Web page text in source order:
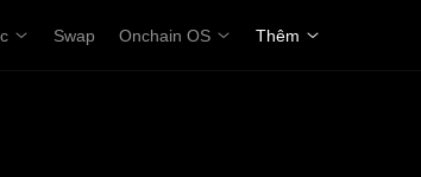
Swap Onchain OS Thêm